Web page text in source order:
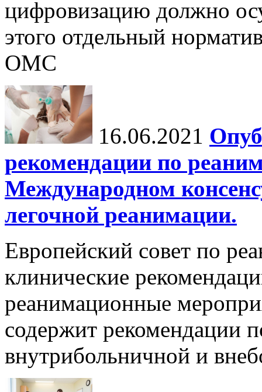
цифровизацию должно
этого отдельный
ОМС
16.06.2021
рекомендации по
Международном
легочной реанимации.
Европейский совет по
клинические
реанимационные
содержит рекомендации
внутрибольничной и